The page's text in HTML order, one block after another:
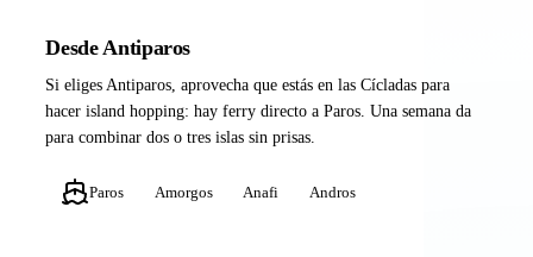
Desde Antiparos
Si eliges Antiparos, aprovecha que estás en las Cícladas para
hacer island hopping: hay ferry directo a Paros. Una semana da
para combinar dos o tres islas sin prisas.
Paros Amorgos Anafi Andros